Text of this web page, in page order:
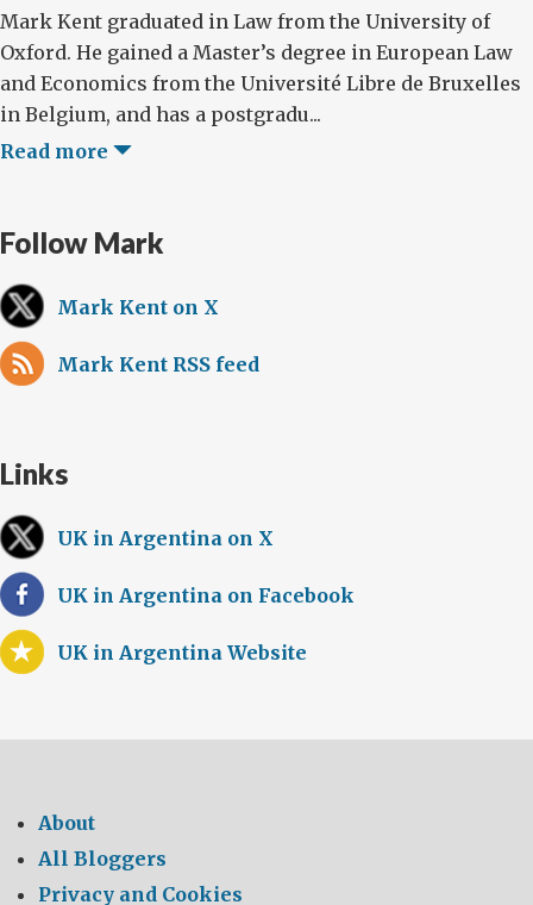
Mark Kent graduated in Law from the University of
Oxford. He gained a Master’s degree in European Law
and Economics from the Université Libre de Bruxelles
in Belgium, and has a postgradu...
Read more
Follow Mark
Mark Kent on X
Mark Kent RSS feed
Links
UK in Argentina on X
UK in Argentina on Facebook
UK in Argentina Website
About
All Bloggers
Privacy and Cookies